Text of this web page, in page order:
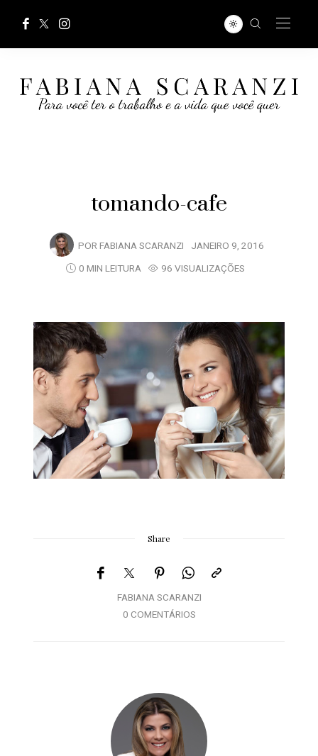
tomando-cafe
POR FABIANA SCARANZI JANEIRO 9, 2016
0 MIN LEITURA
96 VISUALIZAÇÕES
Share
FABIANA SCARANZI
0 COMENTÁRIOS